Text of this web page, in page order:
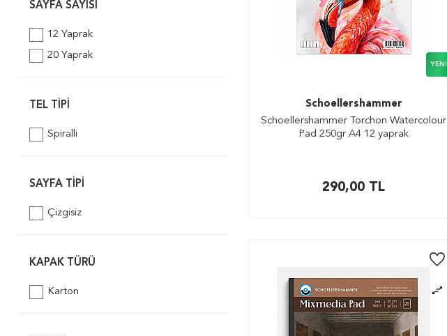
SAYFA SAYISI
12 Yaprak
20 Yaprak
TEL TIPI
Spiralli
SAYFA TIPI
Çizgisiz
KAPAK TÜRÜ
Karton
YENI
Schoellershammer
Schoellershammer Torchon Watercolour
Pad 250gr A4 12 yaprak
290,00 TL